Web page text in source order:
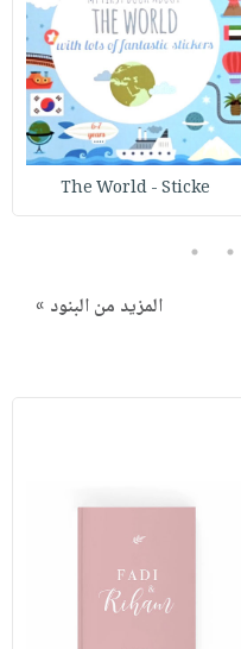
The World - Sticke
4
5
المزيد من البنود »